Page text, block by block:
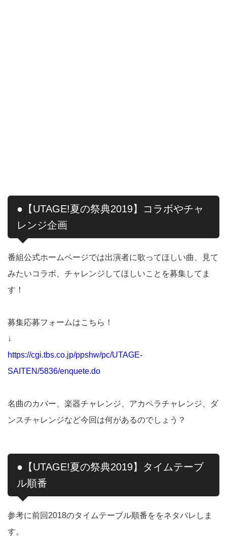
●【UTAGE!夏の祭典2019】コラボやチャ
レンジ企画
番組公式ホームページでは出演者に歌ってほしい曲、見て
みたいコラボ、チャレンジしてほしいことを募集してま
す！
募集応募フォームはこちら！
↓
https://cgi.tbs.co.jp/ppshw/pc/UTAGE-
SAITEN/5836/enquete.do
名曲のカバー、楽器チャレンジ、アカペラチャレンジ、ダ
ンスチャレンジなど今回は何があるのでしょう？
●【UTAGE!夏の祭典2019】タイムテーブ
ル順番
参考に前回2018のタイムテーブル順番ををネタバレしま
す。